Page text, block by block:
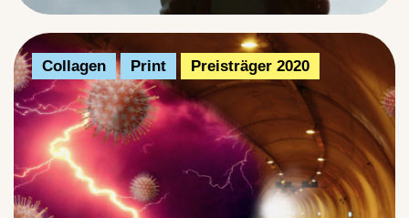
Collagen Print Preisträger 2020